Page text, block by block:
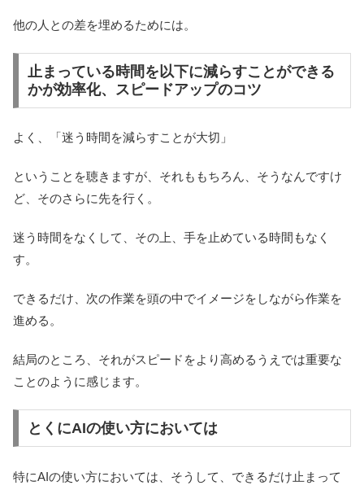
他の人との差を埋めるためには。
止まっている時間を以下に減らすことができる
かが効率化、スピードアップのコツ
よく、「迷う時間を減らすことが大切」
ということを聴きますが、それももちろん、そうなんですけ
ど、そのさらに先を行く。
迷う時間をなくして、その上、手を止めている時間もなく
す。
できるだけ、次の作業を頭の中でイメージをしながら作業を
進める。
結局のところ、それがスピードをより高めるうえでは重要な
ことのように感じます。
とくにAIの使い方においては
特にAIの使い方においては、そうして、できるだけ止まって